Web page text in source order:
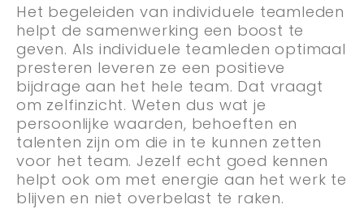
Het begeleiden van individuele teamleden
helpt de samenwerking een boost te
geven. Als individuele teamleden optimaal
presteren leveren ze een positieve
bijdrage aan het hele team. Dat vraagt
om zelfinzicht. Weten dus wat je
persoonlijke waarden, behoeften en
talenten zijn om die in te kunnen zetten
voor het team. Jezelf echt goed kennen
helpt ook om met energie aan het werk te
blijven en niet overbelast te raken.